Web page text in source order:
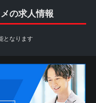
の求人情報
となります